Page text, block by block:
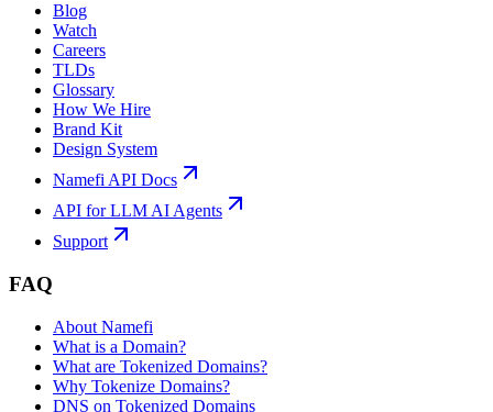
Blog
Watch
Careers
TLDs
Glossary
How We Hire
Brand Kit
Design System
Namefi API Docs
API for LLM AI Agents
Support
FAQ
About Namefi
What is a Domain?
What are Tokenized Domains?
Why Tokenize Domains?
DNS on Tokenized Domains